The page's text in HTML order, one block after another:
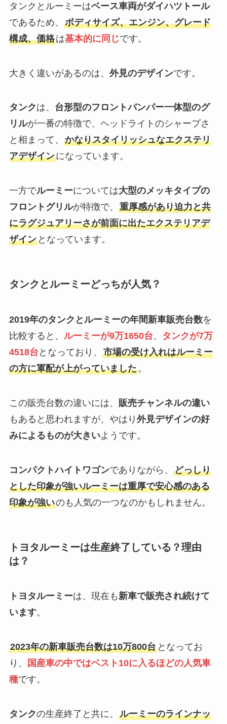
タンクとルーミーはベース車両がダイハツトール
であるため、 ボディサイズ、エンジン、グレード
構成、価格は基本的に同じです。
大きく違いがあるのは、 外見のデザインです。
タンクは、 台形型のフロントバンパー一体型のグ
リルが一番の特徴で、ヘッドライトのシャープさ
と相まって、 かなりスタイリッシュなエクステリ
アデザインになっています。
一方でルーミーについては大型のメッキタイプの
フロントグリルが特徴で、 重厚感があり迫力と共
にラグジュアリーさが前面に出たエクステリアデ
ザインとなっています。
タンクとルーミーどっちが人気？
2019年のタンクとルーミーの年間新車販売台数を
比較すると、 ルーミーが9万1650台、
タンクが7万
4518台 となっており、 市場の受け入れはルーミー
の方に軍配が上がっていました。
この販売台数の違いには、 販売チャンネルの違い
もあると思われますが、やはり 外見デザインの好
みによるものが大きいようです。
コンパクトハイトワゴンでありながら、 どっしり
とした印象が強いルーミーは重厚で安心感のある
印象が強いのも人気の一つなのかもしれません。
トヨタルーミーは生産終了している？理由
は？
トヨタルーミーは、現在も新車で販売され続けて
います。
2023年の新車販売台数は10万800台となってお
り、
国産車の中ではベスト10に入るほどの人気車
種です。
タンクの生産終了と共に、 ルーミーのラインナッ